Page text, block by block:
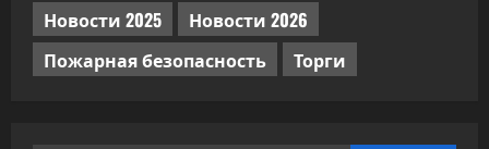
Новости 2025
Новости 2026
Пожарная безопасность
Торги